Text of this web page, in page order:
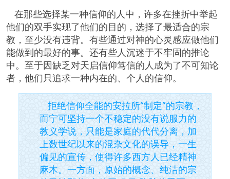
在那些选择某一种信仰的人中，许多在挫折中举起
他们的双手实现了他们的目的，选择了最适合的宗
教，至少没有违背。有些通过对神的心灵感应做他们
能做到的最好的事。还有些人沉迷于不牢固的推论
中。至于因缺乏对天启信仰笃信的人成为了不可知论
者，他们只追求一种内在的、个人的信仰。
拒绝信仰全能的安拉所“制定”的宗教，
而宁可坚持一个不稳定的没有说服力的
教义学说，只能是家庭的代代分离，加
上数世纪以来的混杂文化的误导，一生
偏见的宣传，使得许多西方人已经精神
麻木。一方面，原始的概念、纯洁的宗